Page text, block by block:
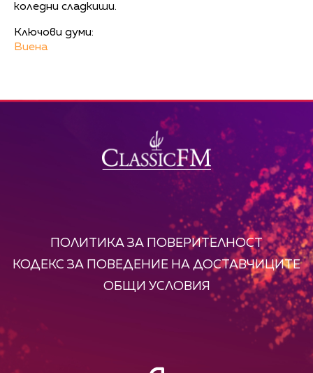
коледни сладкиши.
Ключови думи:
Виена
ПОЛИТИКА ЗА ПОВЕРИТЕЛНОСТ
КОДЕКС ЗА ПОВЕДЕНИЕ НА ДОСТАВЧИЦИТЕ
ОБЩИ УСЛОВИЯ